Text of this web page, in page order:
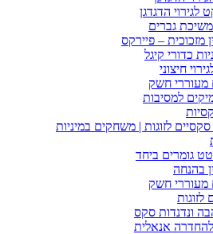
לגירוי הדגדגן
גברים
מזכוכית – פיירקס
כדורי קיגל
חיצוני
מעוררי חשק
למסיבות
לזוגות | משחקים במיניות
גומרים ביחד
בהנחה
מעוררי חשק
לזוגות
ונדנדות סקס
אנאלית